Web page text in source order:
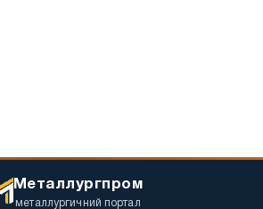
Металлургпром
металлургичний портал